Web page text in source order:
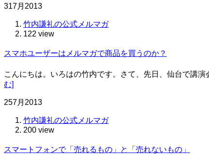
317月 2013
竹内謙礼の公式メルマガ
122 view
スマホユーザーはメルマガで商品を買うのか？
こんにちは。いろはの竹内です。さて、先日、仙台で講
む]
257月 2013
竹内謙礼の公式メルマガ
200 view
スマートフォンで「売れるもの」と「売れないもの」